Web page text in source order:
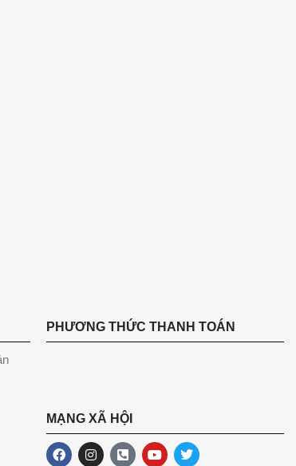
PHƯƠNG THỨC THANH TOÁN
MẠNG XÃ HỘI